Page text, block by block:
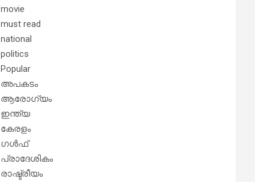
movie
must read
national
politics
Popular
അപകടം
ആരോഗ്യം
ഇന്ത്യ
കേരളം
ഗൾഫ്
പ്രാദേശികം
രാഷ്ട്രീയം